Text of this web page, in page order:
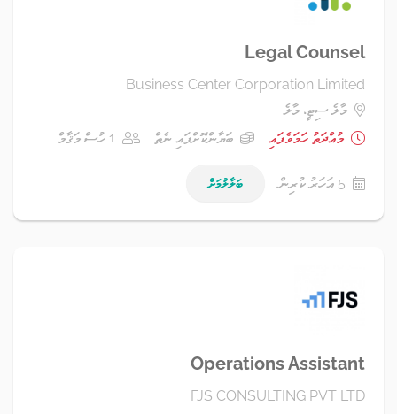
Legal Counsel
Business Center Corporation Limited
މާލެ ސިޓީ، މާލެ
މުއްދަތު ހަމަވެފައި
ބަޔާންކޮށްފައި ނެތް 1 ހުސް މަޤާމް
5 އަހަރު ކުރިން ބަލާލުމަށް
Operations Assistant
FJS CONSULTING PVT LTD